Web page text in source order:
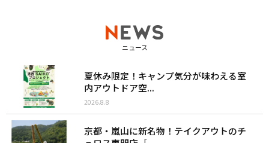
ニュース
夏休み限定！キャンプ気分が味わえる室
内アウトドア空...
2026.8.8
京都・嵐山に新名物！テイクアウトのチ